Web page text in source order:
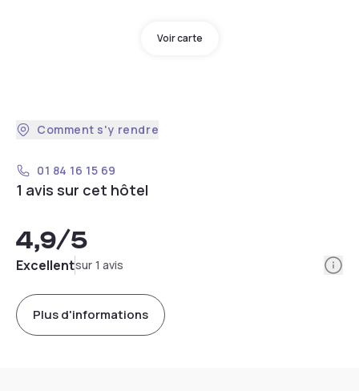
Voir carte
Comment s'y rendre
01 84 16 15 69
1 avis sur cet hôtel
4,9/5
Excellentsur 1 avis
Plus d'informations